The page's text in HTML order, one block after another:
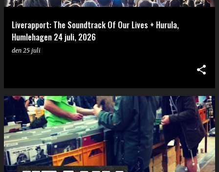
Liverapport: The Soundtrack Of Our Lives + Hurula,
Humlehagen 24 juli, 2026
den 25 juli